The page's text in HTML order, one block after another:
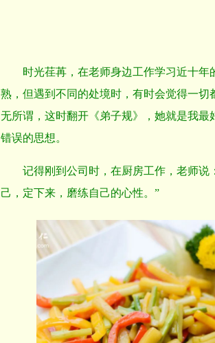
时光荏苒，在老师身边工作学习近十
熟，但遇到不同的处境时，有时会觉得一
无所谓，这时翻开《弟子规》，她就是我
错误的思想。
记得刚到公司时，在厨房工作，老师
己，定下来，磨练自己的心性。”